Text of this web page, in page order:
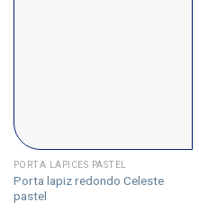
PORTA LÁPICES PASTEL
Porta lapiz redondo Celeste
pastel